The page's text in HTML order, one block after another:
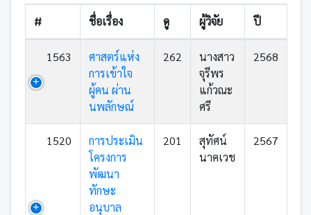
# ชื่อเรื่อง ดู ผู้วิจัย ปี
1563
ศาสตร์แห่ง
การเข้าใจ
ผู้คน ผ่าน
นพลักษณ์
262
นางสาว
จุรีพร
แก้วณะ
ศรี
2568
1520
การประเมิน
โครงการ
พัฒนา
ทักษะ
อนุบาล
201
สุทัศน์
นาคเวช
2567